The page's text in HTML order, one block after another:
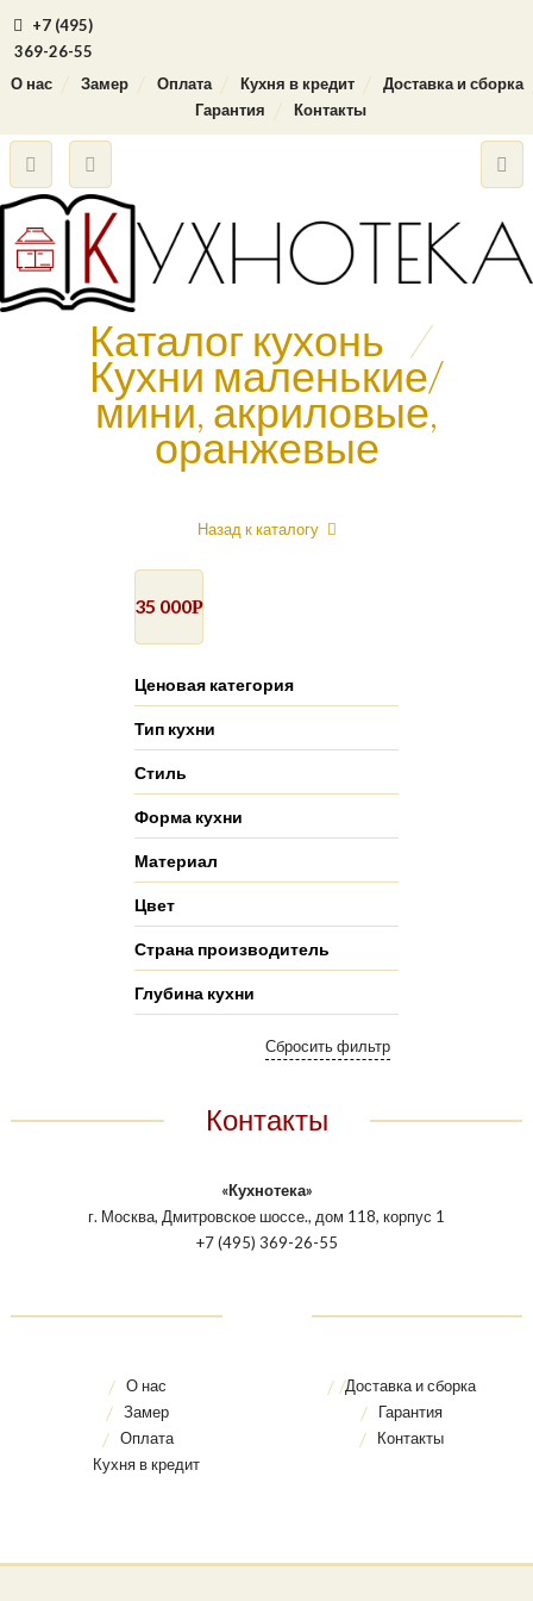
+7 (495)
369-26-55
О нас
Замер Оплата Кухня в кредит
Доставка и сборка
Гарантия
Контакты
Каталог кухонь /
Кухни маленькие/
мини, акриловые,
оранжевые
Назад к каталогу
35 000Р
Ценовая категория
Тип кухни
Стиль
Форма кухни
Материал
Цвет
Страна производитель
Глубина кухни
Контакты
«Кухнотека»
г. Москва, Дмитровское шоссе., дом 118, корпус 1
+7 (495) 369-26-55
О нас
Замер
Оплата
Кухня в кредит
Доставка и сборка
Гарантия
Контакты